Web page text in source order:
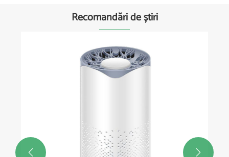
Recomandări de știri
 